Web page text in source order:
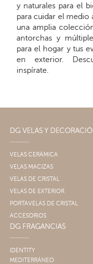
y naturales para el
para cuidar el
una amplia
antorchas y
para el hogar y tus
en exterior.
inspírate.
DG VELAS Y
VELAS CERÁMICA
VELAS MACIZAS
VELAS DE CRISTAL
VELAS DE EXTERIOR
PORTAVELAS DE CRISTAL
ACCESORIOS
DG FRAGANCIAS
IDENTITY
MEDITERRÁNEO